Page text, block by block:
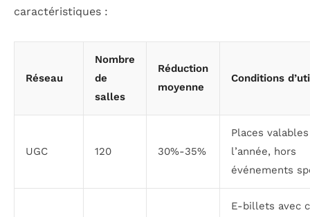
caractéristiques :
Réseau
Nombre
de
salles
Réduction
moyenne
Conditions
UGC 120 30%-35%
Places
l’année, hors
événements
E-billets avec